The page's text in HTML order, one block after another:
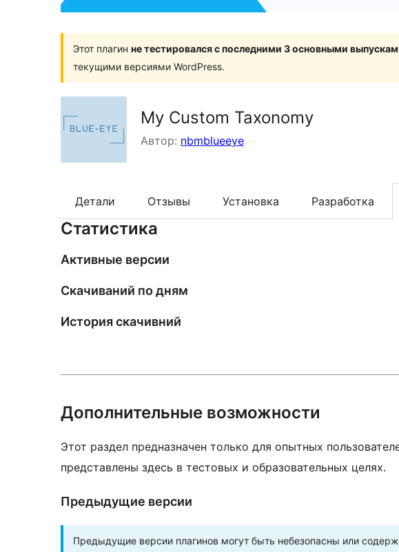
Этот плагин не тестировался с последними 3 основными
текущими версиями WordPress.
My Custom Taxonomy
Автор: nbmblueeye
Детали Отзывы Установка Разработка
Статистика
Активные версии
Скачиваний по дням
История скачивний
Дополнительные возможности
Этот раздел предназначен только для опытных
представлены здесь в тестовых и образовательных целях.
Предыдущие версии
Предыдущие версии плагинов могут быть небезопасны или